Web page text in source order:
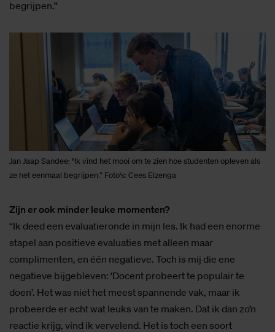
begrijpen.”
Jan Jaap Sandee: "Ik vind het mooi om te zien hoe studenten opleven als
ze het eenmaal begrijpen.” Foto's: Cees Elzenga
Zijn er ook minder leuke momenten?
“Ik deed een evaluatieronde in mijn les. Ik had een enorme
stapel aan positieve evaluaties met alleen maar
complimenten, en één negatieve. Toch is mij die ene
negatieve bijgebleven: ‘Docent probeert te populair te
doen’. Het was niet het meest spannende vak, maar ik
probeerde er echt wat leuks van te maken. Dat ik dan zo’n
reactie krijg, vind ik vervelend. Het is toch een soort